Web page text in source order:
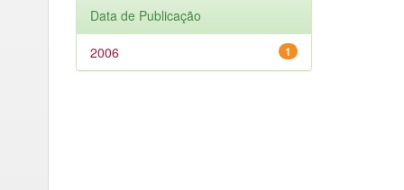
Data de Publicação
1
2006